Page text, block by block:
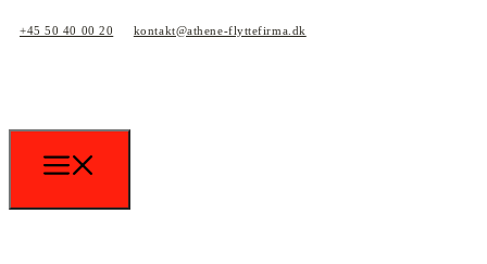
+45 50 40 00 20 kontakt@athene-flyttefirma.dk